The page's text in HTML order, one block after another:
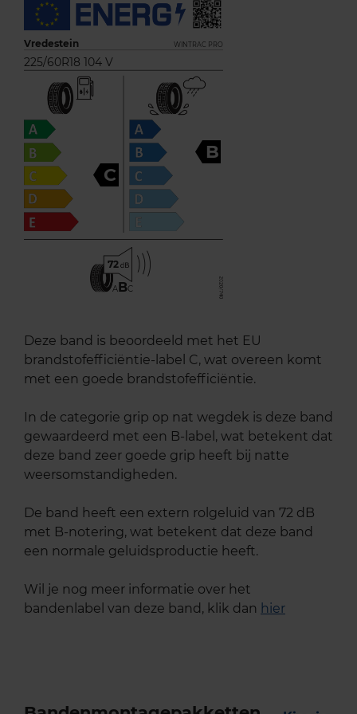
Vredestein WINTRAC PRO
225/60R18 104 V
C
B
72
ABC
Deze band is beoordeeld met het EU
brandstofefficiëntie-label C, wat overeen komt
met een goede brandstofefficiëntie.
In de categorie grip op nat wegdek is deze band
gewaardeerd met een B-label, wat betekent dat
deze band zeer goede grip heeft bij natte
weersomstandigheden.
De band heeft een extern rolgeluid van 72 dB
met B-notering, wat betekent dat deze band
een normale geluidsproductie heeft.
Wil je nog meer informatie over het
bandenlabel van deze band, klik dan hier